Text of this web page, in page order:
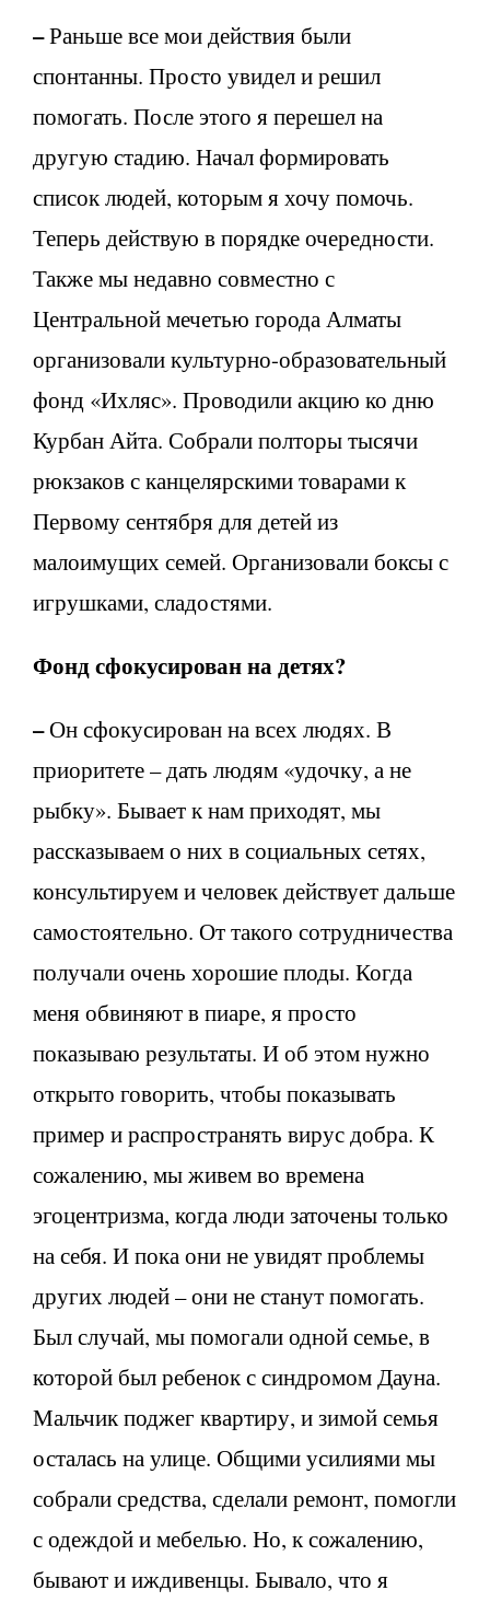
–Раньше все мои действия были
спонтанны. Просто увидел и решил
помогать. После этого я перешел на
другую стадию. Начал формировать
список людей, которым я хочу помочь.
Теперь действую в порядке очередности.
Также мы недавно совместно с
Центральной мечетью города Алматы
организовали культурно-образовательный
фонд «Ихляс». Проводили акцию ко дню
Курбан Айта. Собрали полторы тысячи
рюкзаков с канцелярскими товарами к
Первому сентября для детей из
малоимущих семей. Организовали боксы с
игрушками, сладостями.
Фонд сфокусирован на детях?
–Он сфокусирован на всех людях. В
приоритете – дать людям «удочку, а не
рыбку». Бывает к нам приходят, мы
рассказываем о них в социальных сетях,
консультируем и человек действует дальше
самостоятельно. От такого сотрудничества
получали очень хорошие плоды. Когда
меня обвиняют в пиаре, я просто
показываю результаты. И об этом нужно
открыто говорить, чтобы показывать
пример и распространять вирус добра. К
сожалению, мы живем во времена
эгоцентризма, когда люди заточены только
на себя. И пока они не увидят проблемы
других людей – они не станут помогать.
Был случай, мы помогали одной семье, в
которой был ребенок с синдромом Дауна.
Мальчик поджег квартиру, и зимой семья
осталась на улице. Общими усилиями мы
собрали средства, сделали ремонт, помогли
с одеждой и мебелью. Но, к сожалению,
бывают и иждивенцы. Бывало, что я